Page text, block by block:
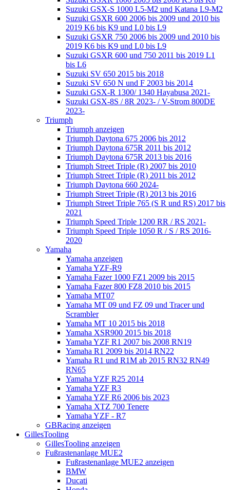
Suzuki GSX-S 1000 L5-M2 und Katana L9-M2
Suzuki GSXR 600 2006 bis 2009 und 2010 bis
2019 K6 bis K9 und L0 bis L9
Suzuki GSXR 750 2006 bis 2009 und 2010 bis
2019 K6 bis K9 und L0 bis L9
Suzuki GSXR 600 und 750 2011 bis 2019 L1
bis L6
Suzuki SV 650 2015 bis 2018
Suzuki SV 650 N und F 2003 bis 2014
Suzuki GSX-R 1300/ 1340 Hayabusa 2021-
Suzuki GSX-8S / 8R 2023- / V-Strom 800DE
2023-
Triumph
Triumph anzeigen
Triumph Daytona 675 2006 bis 2012
Triumph Daytona 675R 2011 bis 2012
Triumph Daytona 675R 2013 bis 2016
Triumph Street Triple (R) 2007 bis 2010
Triumph Street Triple (R) 2011 bis 2012
Triumph Daytona 660 2024-
Triumph Street Triple (R) 2013 bis 2016
Triumph Street Triple 765 (S R und RS) 2017 bis
2021
Triumph Speed Triple 1200 RR / RS 2021-
Triumph Speed Triple 1050 R / S / RS 2016-
2020
Yamaha
Yamaha anzeigen
Yamaha YZF-R9
Yamaha Fazer 1000 FZ1 2009 bis 2015
Yamaha Fazer 800 FZ8 2010 bis 2015
Yamaha MT07
Yamaha MT 09 und FZ 09 und Tracer und
Scrambler
Yamaha MT 10 2015 bis 2018
Yamaha XSR900 2015 bis 2018
Yamaha YZF R1 2007 bis 2008 RN19
Yamaha R1 2009 bis 2014 RN22
Yamaha R1 und R1M ab 2015 RN32 RN49
RN65
Yamaha YZF R25 2014
Yamaha YZF R3
Yamaha YZF R6 2006 bis 2023
Yamaha XTZ 700 Tenere
Yamaha YZF - R7
GBRacing anzeigen
GillesTooling
GillesTooling anzeigen
Fußrastenanlage MUE2
Fußrastenanlage MUE2 anzeigen
BMW
Ducati